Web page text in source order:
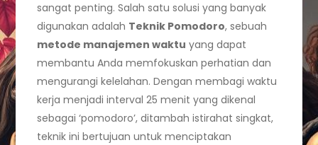
sangat penting. Salah satu solusi yang banyak
digunakan adalah Teknik Pomodoro, sebuah
metode manajemen waktu yang dapat
membantu Anda memfokuskan perhatian dan
mengurangi kelelahan. Dengan membagi waktu
kerja menjadi interval 25 menit yang dikenal
sebagai ‘pomodoro’, ditambah istirahat singkat,
teknik ini bertujuan untuk menciptakan